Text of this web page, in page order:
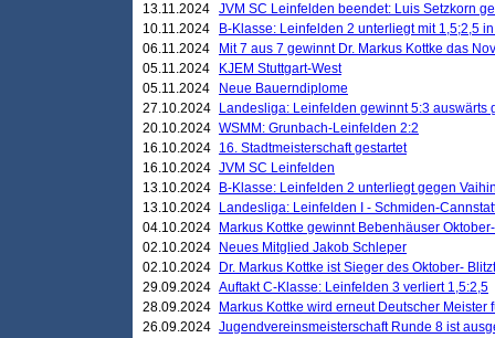
13.11.2024 JVM SC Leinfelden beendet: Luis Setzkorn
10.11.2024
B-Klasse: Leinfelden 2 unterliegt mit 1,5;2,5
06.11.2024
Mit 7 aus 7 gewinnt Dr. Markus Kottke das
05.11.2024
KJEM Stuttgart-West
05.11.2024
Neue Bauerndiplome
27.10.2024
Landesliga: Leinfelden gewinnt 5:3 auswärts
20.10.2024 WSMM: Grunbach-Leinfelden 2:2
16.10.2024 16. Stadtmeisterschaft gestartet
16.10.2024 JVM SC Leinfelden
13.10.2024
B-Klasse: Leinfelden 2 unterliegt gegen
13.10.2024
Landesliga: Leinfelden I - Schmiden-
04.10.2024
Markus Kottke gewinnt Bebenhäuser
02.10.2024
Neues Mitglied Jakob Schleper
02.10.2024
Dr. Markus Kottke ist Sieger des Oktober-
29.09.2024 Auftakt C-Klasse: Leinfelden 3 verliert 1,5:2,5
28.09.2024
Markus Kottke wird erneut Deutscher Meister
26.09.2024 Jugendvereinsmeisterschaft Runde 8 ist